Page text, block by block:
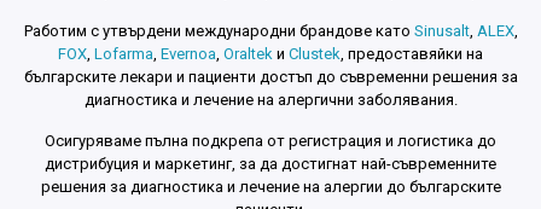
Работим с утвърдени международни брандове като Sinusalt, ALEX,
FOX, Lofarma, Evernoa, Oraltek и Clustek, предоставяйки на
българските лекари и пациенти достъп до съвременни решения за
диагностика и лечение на алергични заболявания.
Осигуряваме пълна подкрепа от регистрация и логистика до
дистрибуция и маркетинг, за да достигнат най-съвременните
решения за диагностика и лечение на алергии до българските